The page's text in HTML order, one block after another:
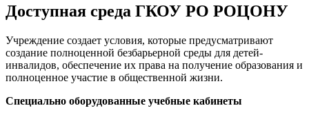
Доступная среда ГКОУ РО РОЦОНУ
Учреждение создает условия, которые предусматривают
создание полноценной безбарьерной среды для детей-
инвалидов, обеспечение их права на получение образования и
полноценное участие в общественной жизни.
Специально оборудованные учебные кабинеты